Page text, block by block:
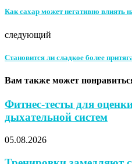
Как сахар может негативно влиять
следующий
Становится ли сладкое более
Вам также может
Фитнес-тесты для
дыхательной систем
05.08.2026